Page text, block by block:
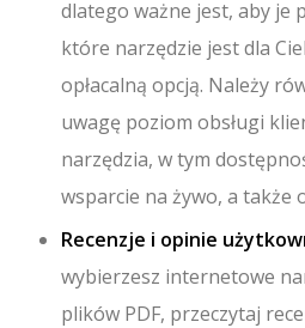
dlatego ważne jest, aby je
które narzędzie jest dla
opłacalną opcją. Należy
uwagę poziom obsługi
narzędzia, w tym
wsparcie na żywo, a także
Recenzje i opinie
wybierzesz internetowe
plików PDF, przeczytaj